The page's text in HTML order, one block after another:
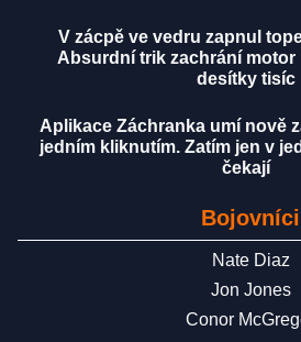
V zácpě ve vedru zapnul
Absurdní trik zachrání motor
desítky tisíc
Aplikace Záchranka umí nově
jedním kliknutím. Zatím jen v
čekají
Bojovníci
Nate Diaz
Jon Jones
Conor